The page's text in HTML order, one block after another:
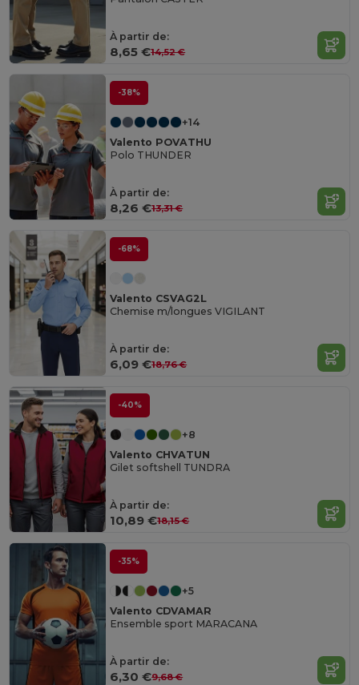
À partir de:
8,65 €14,52 €
-38%
+14
Valento POVATHU
Polo THUNDER
À partir de:
8,26 €13,31 €
-68%
Valento CSVAG2L
Chemise m/longues VIGILANT
À partir de:
6,09 €18,76 €
-40%
+8
Valento CHVATUN
Gilet softshell TUNDRA
À partir de:
10,89 €18,15 €
-35%
+5
Valento CDVAMAR
Ensemble sport MARACANA
À partir de:
6,30 €9,68 €